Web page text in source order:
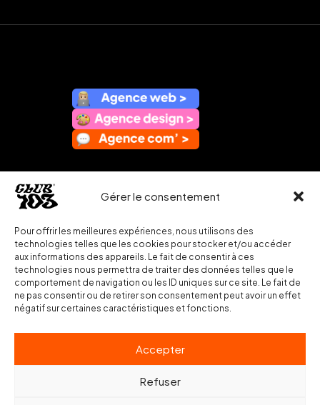
Gérer le consentement
Pour offrir les meilleures expériences, nous utilisons des
technologies telles que les cookies pour stocker et/ou accéder
aux informations des appareils. Le fait de consentir à ces
technologies nous permettra de traiter des données telles que le
comportement de navigation ou les ID uniques sur ce site. Le fait de
ne pas consentir ou de retirer son consentement peut avoir un effet
négatif sur certaines caractéristiques et fonctions.
Accepter
Refuser